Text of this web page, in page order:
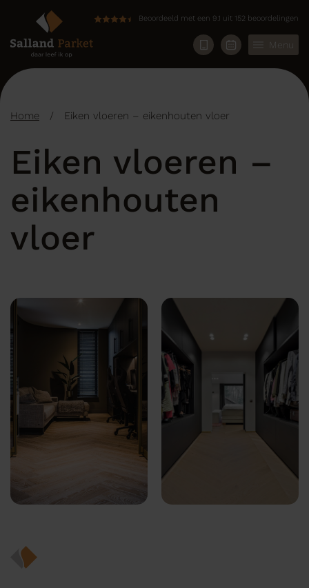
Beoordeeld met een 9.1 uit 152 beoordelingen
Menu
Home / Eiken vloeren – eikenhouten vloer
Eiken vloeren –
eikenhouten
vloer